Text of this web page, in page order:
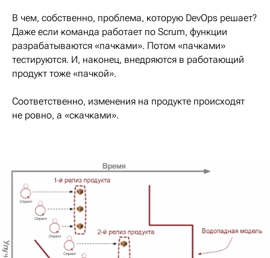
В чем, собственно, проблема, которую DevOps решает?
Даже если команда работает по Scrum, функции
разрабатываются «пачками». Потом «пачками»
тестируются. И, наконец, внедряются в работающий
продукт тоже «пачкой».
Соответственно, изменения на продукте происходят
не ровно, а «скачками».